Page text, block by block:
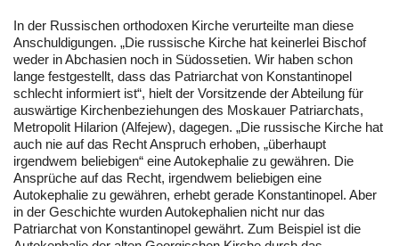
In der Russischen orthodoxen Kirche verurteilte man diese
Anschuldigungen. „Die russische Kirche hat keinerlei Bischof
weder in Abchasien noch in Südossetien. Wir haben schon
lange festgestellt, dass das Patriarchat von Konstantinopel
schlecht informiert ist“, hielt der Vorsitzende der Abteilung für
auswärtige Kirchenbeziehungen des Moskauer Patriarchats,
Metropolit Hilarion (Alfejew), dagegen. „Die russische Kirche hat
auch nie auf das Recht Anspruch erhoben, „überhaupt
irgendwem beliebigen“ eine Autokephalie zu gewähren. Die
Ansprüche auf das Recht, irgendwem beliebigen eine
Autokephalie zu gewähren, erhebt gerade Konstantinopel. Aber
in der Geschichte wurden Autokephalien nicht nur das
Patriarchat von Konstantinopel gewährt. Zum Beispiel ist die